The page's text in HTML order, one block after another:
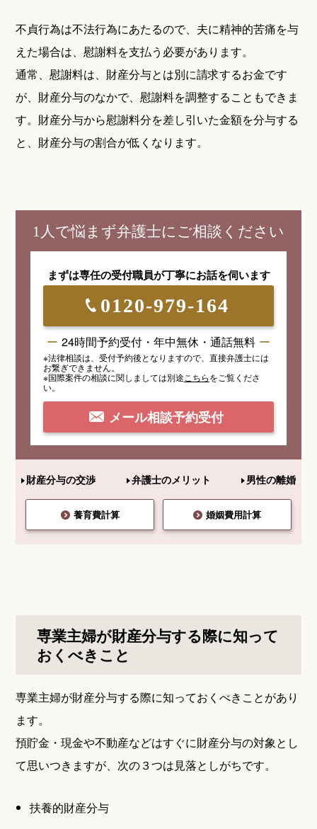
不貞行為は不法行為にあたるので、夫に精神的苦痛を与
えた場合は、慰謝料を支払う必要があります。
通常、慰謝料は、財産分与とは別に請求するお金です
が、財産分与のなかで、慰謝料を調整することもできま
す。財産分与から慰謝料分を差し引いた金額を分与する
と、財産分与の割合が低くなります。
1人で悩まず弁護士にご相談ください
まずは専任の受付職員が丁寧にお話を伺います
0120-979-164
24時間予約受付・年中無休・通話無料
※法律相談は、受付予約後となりますので、 直接弁護士には
お繋ぎできません。
※国際案件の相談に関しましては別途 こちらをご覧くださ
い。
メール相談予約受付
財産分与の交渉 弁護士のメリット 男性の離婚
養育費計算 婚姻費用計算
専業主婦が財産分与する際に知って
おくべきこと
専業主婦が財産分与する際に知っておくべきことがあり
ます。
預貯金・現金や不動産などはすぐに財産分与の対象とし
て思いつきますが、次の３つは見落としがちです。
扶養的財産分与